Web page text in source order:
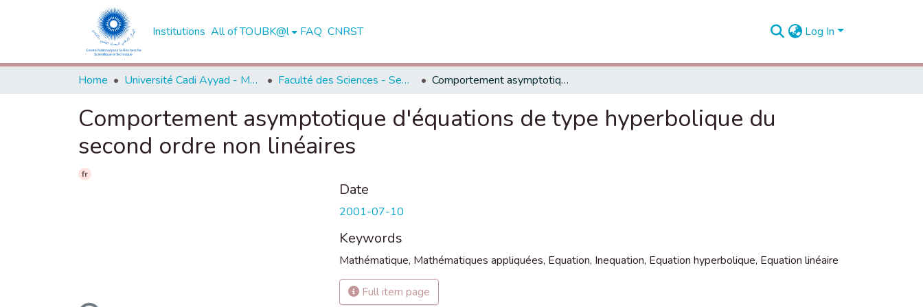
Institutions All of TOUBK@l FAQ CNRST Log In
Home Université Cadi Ayyad - Marrakech Faculté des Sciences - Semlalia - Marrakech Comportement asymptotique d'équations de type hyperbolique du second ordre non linéaires
Comportement asymptotique d'équations de type hyperbolique du
second ordre non linéaires
fr
Date
2001-07-10
Keywords
Mathématique, Mathématiques appliquées, Equation, Inequation, Equation hyperbolique, Equation linéaire
Full item page